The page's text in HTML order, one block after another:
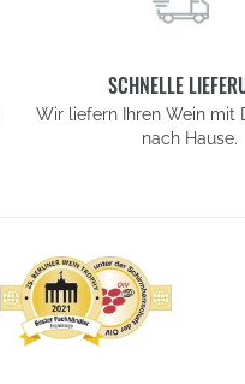
SCHNELLE
Wir liefern Ihren Wein mit
nach Hause.